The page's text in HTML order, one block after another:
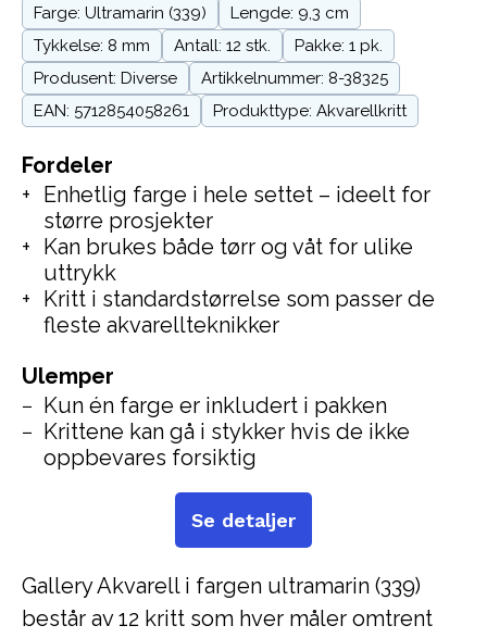
Gallery Akvarell i fargen ultramarin (339)
består av 12 kritt som hver måler omtrent
Fordeler
Enhetlig farge i hele settet – ideelt for
større prosjekter
Kan brukes både tørr og våt for ulike
uttrykk
Kritt i standardstørrelse som passer de
fleste akvarellteknikker
Ulemper
Kun én farge er inkludert i pakken
Krittene kan gå i stykker hvis de ikke
oppbevares forsiktig
Farge: Ultramarin (339)
Lengde: 9,3 cm
Tykkelse: 8 mm
Antall: 12 stk.
Pakke: 1 pk.
Produsent: Diverse
Artikkelnummer: 8-38325
EAN: 5712854058261
Produkttype: Akvarellkritt
Se detaljer